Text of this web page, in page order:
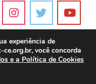
experiência de
você concorda
e a Política de Cookies